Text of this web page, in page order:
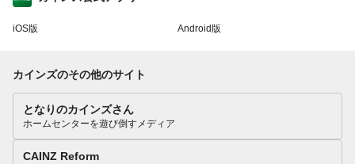
iOS版 Android版
カインズのその他のサイト
となりのカインズさん
ホームセンターを遊び倒すメディア
CAINZ Reform